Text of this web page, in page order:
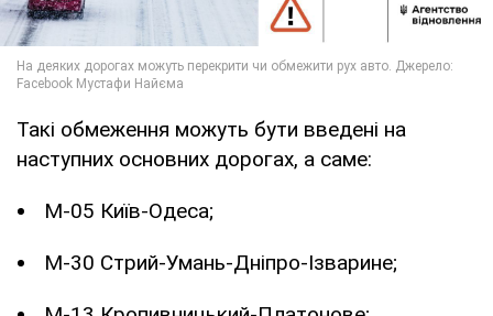
Такі обмеження можуть бути введені на
наступних основних дорогах, а саме:
М-05 Київ-Одеса;
М-30 Стрий-Умань-Дніпро-Ізварине;